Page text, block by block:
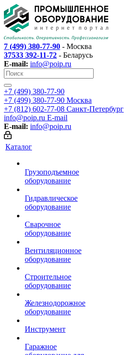
7 (499) 380-77-90 - Москва
37533 392-11-72 - Беларусь
E-mail: info@poip.ru
+7 (499) 380-77-90
+7 (499) 380-77-90 Москва
+7 (812) 602-77-08 Санкт-Петербург
info@poip.ru E-mail
E-mail: info@poip.ru
Каталог
Грузоподъемное
оборудование
Гидравлическое
оборудование
Сварочное
оборудование
Вентиляционное
оборудование
Строительное
оборудование
Железнодорожное
оборудование
Инструмент
Гаражное